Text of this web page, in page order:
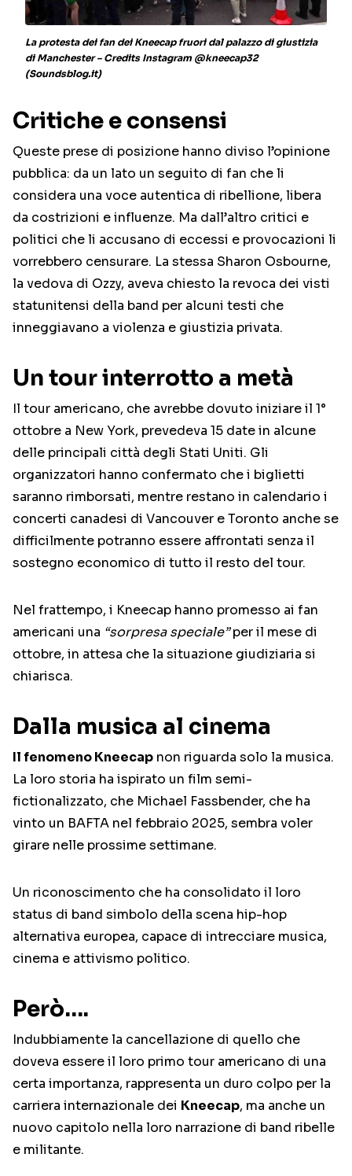
La protesta dei fan dei Kneecap fruori dal palazzo di giustizia
di Manchester – Credits Instagram @kneecap32
(Soundsblog.it)
Critiche e consensi
Queste prese di posizione hanno diviso l’opinione
pubblica: da un lato un seguito di fan che li
considera una voce autentica di ribellione, libera
da costrizioni e influenze. Ma dall’altro critici e
politici che li accusano di eccessi e provocazioni li
vorrebbero censurare. La stessa Sharon Osbourne,
la vedova di Ozzy, aveva chiesto la revoca dei visti
statunitensi della band per alcuni testi che
inneggiavano a violenza e giustizia privata.
Un tour interrotto a metà
Il tour americano, che avrebbe dovuto iniziare il 1°
ottobre a New York, prevedeva 15 date in alcune
delle principali città degli Stati Uniti. Gli
organizzatori hanno confermato che i biglietti
saranno rimborsati, mentre restano in calendario i
concerti canadesi di Vancouver e Toronto anche se
difficilmente potranno essere affrontati senza il
sostegno economico di tutto il resto del tour.
Nel frattempo, i Kneecap hanno promesso ai fan
americani una “sorpresa speciale”per il mese di
ottobre, in attesa che la situazione giudiziaria si
chiarisca.
Dalla musica al cinema
Il fenomeno Kneecap non riguarda solo la musica.
La loro storia ha ispirato un film semi-
fictionalizzato, che Michael Fassbender, che ha
vinto un BAFTA nel febbraio 2025, sembra voler
girare nelle prossime settimane.
Un riconoscimento che ha consolidato il loro
status di band simbolo della scena hip-hop
alternativa europea, capace di intrecciare musica,
cinema e attivismo politico.
Però….
Indubbiamente la cancellazione di quello che
doveva essere il loro primo tour americano di una
certa importanza, rappresenta un duro colpo per la
carriera internazionale dei Kneecap, ma anche un
nuovo capitolo nella loro narrazione di band ribelle
e militante.